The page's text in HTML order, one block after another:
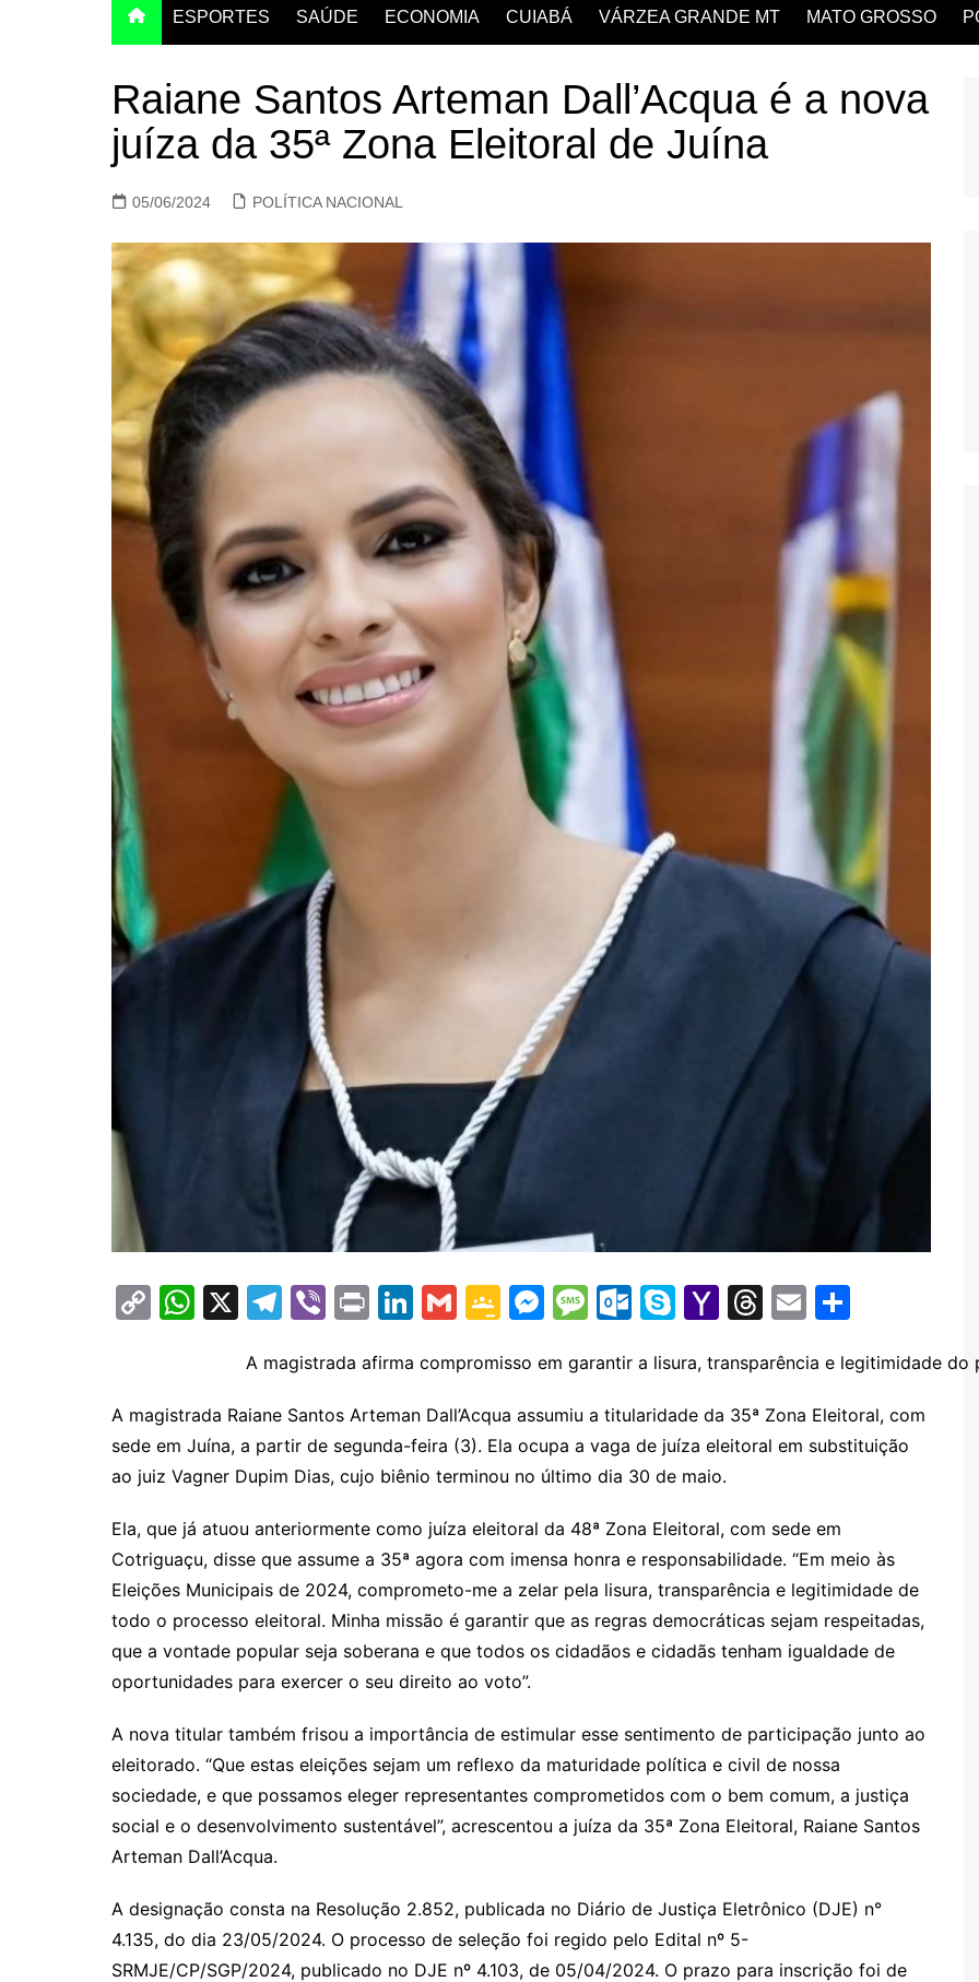
ESPORTES SAÚDE ECONOMIA CUIABÁ VÁRZEA GRANDE MT MATO GROSSO
Raiane Santos Arteman Dall’Acqua é a nova
juíza da 35ª Zona Eleitoral de Juína
05/06/2024 POLÍTICA NACIONAL
C
y
Li
n
W
s
A
p
X
T
e
gr
a
m
Vi
er
Pr
t
Li
k
e
dI
n
G
ai
l
G
o
gl
e
Cl
s
sr
o
o
m
M
s
s
e
n
g
er
M
s
s
a
g
e
O
lo
o
k.
c
m
S
y
p
e
Y
h
o
o
M
l
T
e
a
d
E
ai
l
ar
e
A magistrada afirma compromisso em garantir a lisura, transparência e legitimidade do
A magistrada Raiane Santos Arteman Dall’Acqua assumiu a titularidade da 35ª Zona Eleitoral, com
sede em Juína, a partir de segunda-feira (3). Ela ocupa a vaga de juíza eleitoral em substituição
ao juiz Vagner Dupim Dias, cujo biênio terminou no último dia 30 de maio.
Ela, que já atuou anteriormente como juíza eleitoral da 48ª Zona Eleitoral, com sede em
Cotriguaçu, disse que assume a 35ª agora com imensa honra e responsabilidade. “Em meio às
Eleições Municipais de 2024, comprometo-me a zelar pela lisura, transparência e legitimidade de
todo o processo eleitoral. Minha missão é garantir que as regras democráticas sejam respeitadas,
que a vontade popular seja soberana e que todos os cidadãos e cidadãs tenham igualdade de
oportunidades para exercer o seu direito ao voto”.
A nova titular também frisou a importância de estimular esse sentimento de participação junto ao
eleitorado. “Que estas eleições sejam um reflexo da maturidade política e civil de nossa
sociedade, e que possamos eleger representantes comprometidos com o bem comum, a justiça
social e o desenvolvimento sustentável”, acrescentou a juíza da 35ª Zona Eleitoral, Raiane Santos
Arteman Dall’Acqua.
A designação consta na Resolução 2.852, publicada no Diário de Justiça Eletrônico (DJE) n°
4.135, do dia 23/05/2024. O processo de seleção foi regido pelo Edital nº 5-
SRMJE/CP/SGP/2024, publicado no DJE nº 4.103, de 05/04/2024. O prazo para inscrição foi de